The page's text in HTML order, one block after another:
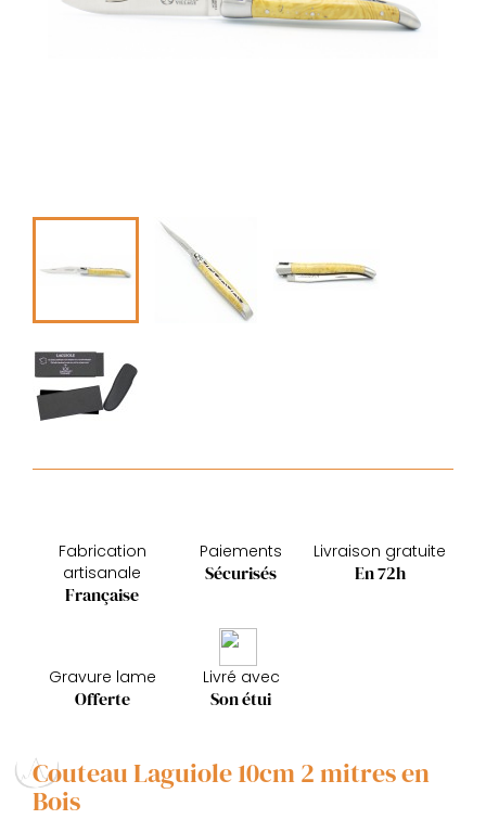
Fabrication
artisanale
Française
Paiements
Sécurisés
Livraison gratuite
En 72h
Gravure lame
Offerte
Livré avec
Son étui
Couteau Laguiole 10cm 2 mitres en
Bois